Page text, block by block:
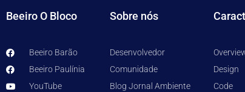
Beeiro O Bloco
Beeiro Barão
Beeiro Paulínia
YouTube
Sobre nós
Desenvolvedor
Comunidade
Blog Jornal Ambiente
Design
Code